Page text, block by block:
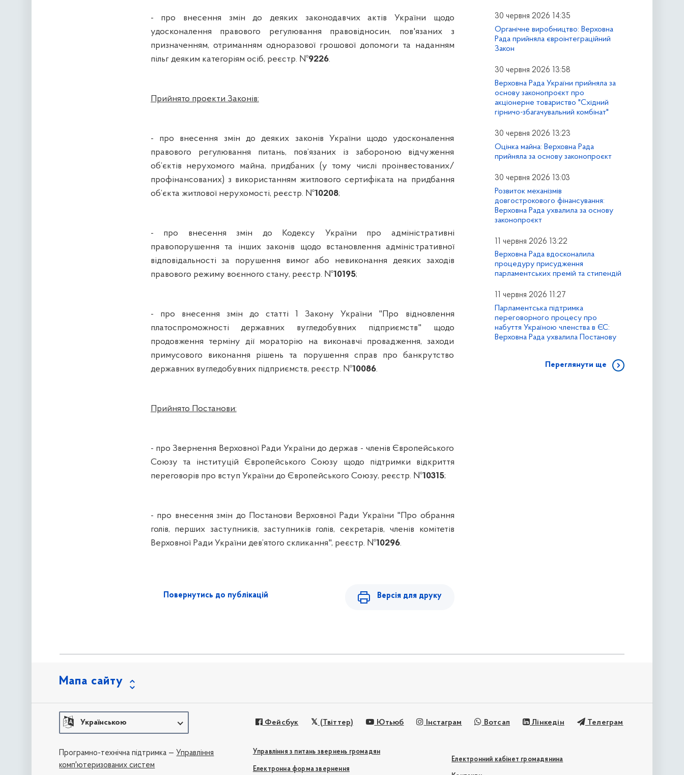
- про внесення змін до деяких законодавчих актів України щодо
удосконалення правового регулювання правовідносин, пов'язаних з
призначенням, отриманням одноразової грошової допомоги та наданням
пільг деяким категоріям осіб, реєстр. №9226.
Прийнято проекти Законів:
- про внесення змін до деяких законів України щодо удосконалення
правового регулювання питань, пов’язаних із забороною відчуження
об’єктів нерухомого майна, придбаних (у тому числі проінвестованих/
профінансованих) з використанням житлового сертифіката на придбання
об’єкта житлової нерухомості, реєстр. №10208;
- про внесення змін до Кодексу України про адміністративні
правопорушення та інших законів щодо встановлення адміністративної
відповідальності за порушення вимог або невиконання деяких заходів
правового режиму воєнного стану, реєстр. №10195;
- про внесення змін до статті 1 Закону України "Про відновлення
платоспроможності державних вугледобувних підприємств" щодо
продовження терміну дії мораторію на виконавчі провадження, заходи
примусового виконання рішень та порушення справ про банкрутство
державних вугледобувних підприємств, реєстр. №10086.
Прийнято Постанови:
- про Звернення Верховної Ради України до держав - членів Європейського
Союзу та інституцій Європейського Союзу щодо підтримки відкриття
переговорів про вступ України до Європейського Союзу, реєстр. №10315;
- про внесення змін до Постанови Верховної Ради України "Про обрання
голів, перших заступників, заступників голів, секретарів, членів комітетів
Верховної Ради України дев’ятого скликання", реєстр. №10296.
Повернутись до публікацій Версія для друку
30 червня 2026 14:35
Органічне виробництво: Верховна
Рада прийняла євроінтеграційний
Закон
30 червня 2026 13:58
Верховна Рада України прийняла за
основу законопроєкт про
акціонерне товариство "Східний
гірничо-збагачувальний комбінат"
30 червня 2026 13:23
Оцінка майна: Верховна Рада
прийняла за основу законопроєкт
30 червня 2026 13:03
Розвиток механізмів
довгострокового фінансування:
Верховна Рада ухвалила за основу
законопроєкт
11 червня 2026 13:22
Верховна Рада вдосконалила
процедуру присудження
парламентських премій та стипендій
11 червня 2026 11:27
Парламентська підтримка
переговорного процесу про
набуття Україною членства в ЄС:
Верховна Рада ухвалила Постанову
Переглянути ще
Мапа сайту
Українською Фейсбук (Твіттер) Ютьюб Інстаграм Вотсап Лінкедін Телеграм
Управління з питань звернень громадян
Електронна форма звернення
Електронний кабінет громадянина
Програмно-технічна підтримка — Управління
комп'ютеризованих систем